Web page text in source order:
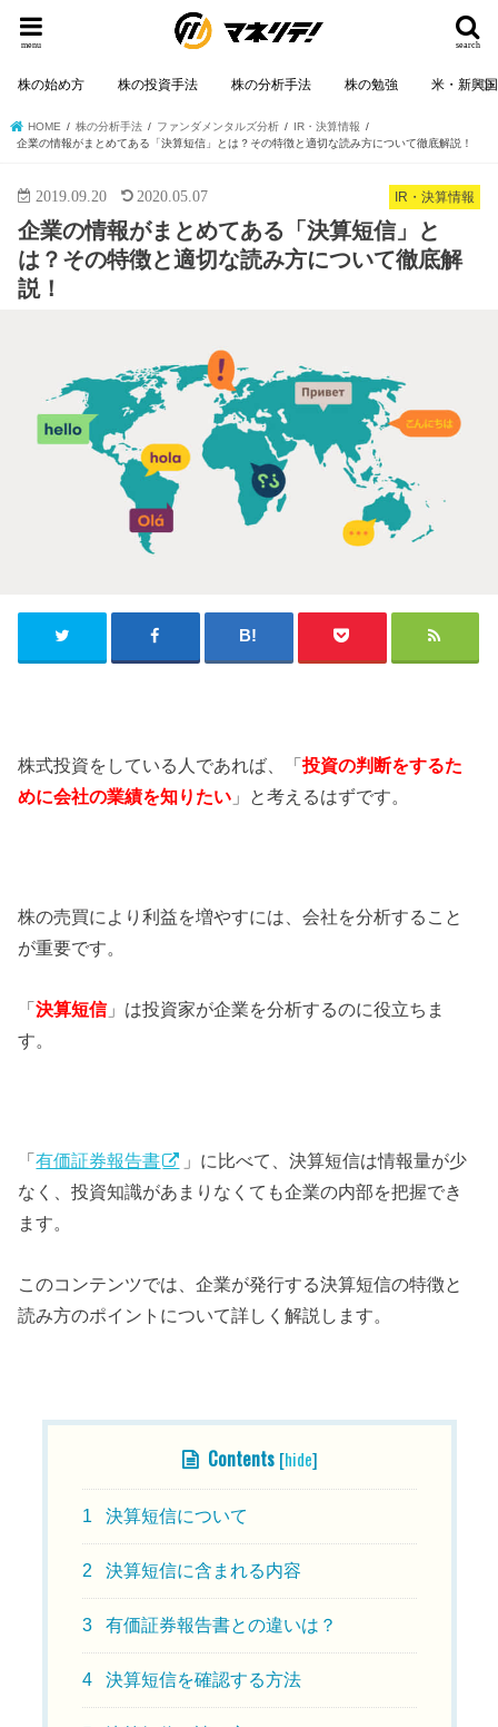
search
menu
株の始め方 株の投資手法 株の分析手法 株の勉強 米・新興
HOME 株の分析手法 ファンダメンタルズ分析
IR・決算情報
企業の情報がまとめてある「決算短信」とは？その特徴と適切な読み方について徹底解説！
IR・決算情報
2019.09.20 2020.05.07
企業の情報がまとめてある「決算短信」と
は？その特徴と適切な読み方について徹底解
説！
株式投資をしている人であれば、「投資の判断をするた
めに会社の業績を知りたい 」と考えるはずです。
株の売買により利益を増やすには、会社を分析すること
が重要です。
「決算短信」は投資家が企業を分析するのに役立ちま
す。
「有価証券報告書
」に比べて、決算短信は情報量が少
なく、投資知識があまりなくても企業の内部を把握でき
ます。
このコンテンツでは、企業が発行する決算短信の特徴と
読み方のポイントについて詳しく解説します。
Contents [hide]
1 決算短信について
2 決算短信に含まれる内容
3 有価証券報告書との違いは？
4 決算短信を確認する方法